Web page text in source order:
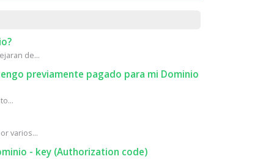
de...
previamente pagado para mi Dominio
varios...
- key (Authorization code)